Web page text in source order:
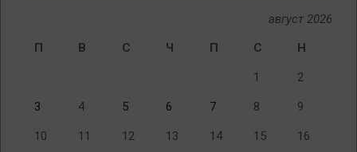
август 2026
П
В С Ч П С Н
1 2
3 4 5 6 7 8 9
10 11 12 13 14 15 16